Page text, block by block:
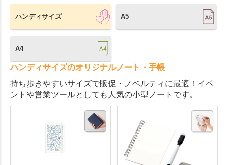
ハンディサイズ A5
A4
ハンディサイズのオリジナルノート・手帳
持ち歩きやすいサイズで販促・ノベルティに最適！イベ
ントや営業ツールとしても人気の小型ノートです。